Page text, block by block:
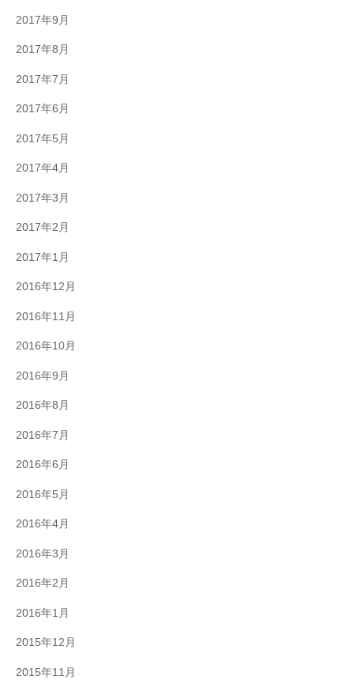
2017年9月
2017年8月
2017年7月
2017年6月
2017年5月
2017年4月
2017年3月
2017年2月
2017年1月
2016年12月
2016年11月
2016年10月
2016年9月
2016年8月
2016年7月
2016年6月
2016年5月
2016年4月
2016年3月
2016年2月
2016年1月
2015年12月
2015年11月